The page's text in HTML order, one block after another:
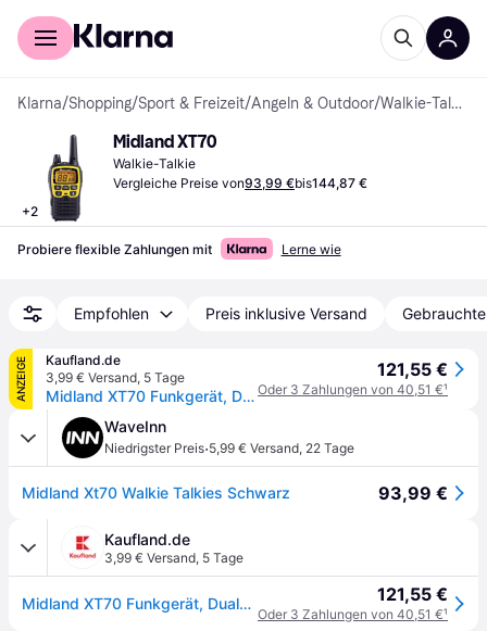
Für Shopper
Klarna/Shopping/Sport & Freizeit/Angeln & Outdoor/ Walkie-Talkies
+2
Midland XT70
Walkie-Talkie
Vergleiche Preise von93,99 €bis144,87 €
Probiere flexible Zahlungen mit Lerne wie
Empfohlen Preis inklusive Versand
ANZEIGE
Kaufland.de
3,99 € Versand, 5 Tage
Midland XT70 Funkgerät, Dualband Walkie Talkie, Funkgerät mit 69 LPD und 24 PMR446 Kanälen, Schnellladung, 12 km Reichweite, 38 Töne, 83 Codes
121,55 €
Oder 3 Zahlungen von 40,51 €¹
WaveInn
Niedrigster Preis·5,99 € Versand, 22 Tage
Midland Xt70 Walkie Talkies Schwarz 93,99 €
Kaufland.de
3,99 € Versand, 5 Tage
Midland XT70 Funkgerät, Dualband Walkie Talkie, Funkgerät mit 69 LPD und 24 PMR446 Kanälen, Schnellladung, 12 km Reichweite, 38 Töne, 83 Codes 121,55 €
Oder 3 Zahlungen von 40,51 €¹